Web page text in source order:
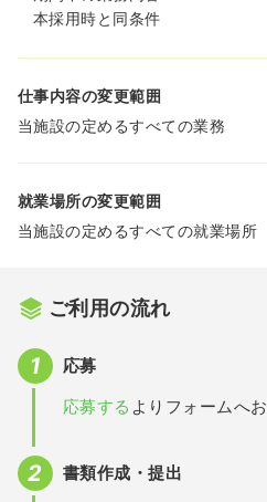
本採用時と同条件
仕事内容の変更範囲
当施設の定めるすべての業務
就業場所の変更範囲
当施設の定めるすべての就業場所
ご利用の流れ
応募
応募する よりフォームへ
書類作成・提出